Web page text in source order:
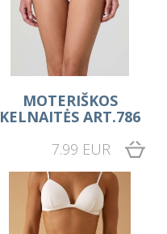
MOTERIŠKOS
KELNAITĖS ART.786
7.99 EUR